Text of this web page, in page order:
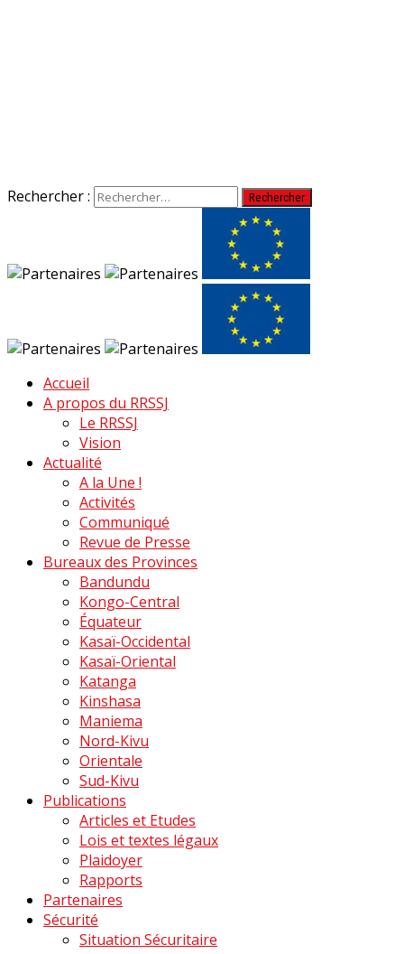
Rechercher :
Accueil
A propos du RRSSJ
Le RRSSJ
Vision
Actualité
A la Une !
Activités
Communiqué
Revue de Presse
Bureaux des Provinces
Bandundu
Kongo-Central
Équateur
Kasaï-Occidental
Kasaï-Oriental
Katanga
Kinshasa
Maniema
Nord-Kivu
Orientale
Sud-Kivu
Publications
Articles et Etudes
Lois et textes légaux
Plaidoyer
Rapports
Partenaires
Sécurité
Situation Sécuritaire